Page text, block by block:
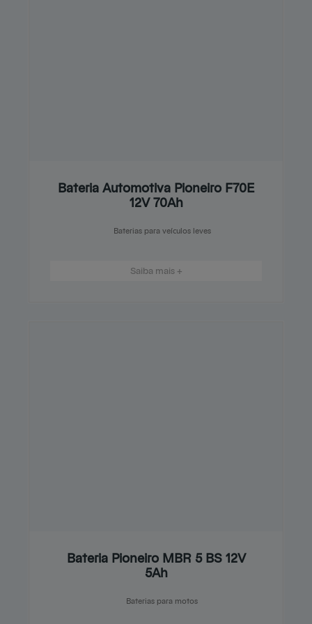
Bateria Automotiva Pioneiro F70E
12V 70Ah
Baterias para veículos leves
Saiba mais +
Bateria Pioneiro MBR 5 BS 12V
5Ah
Baterias para motos